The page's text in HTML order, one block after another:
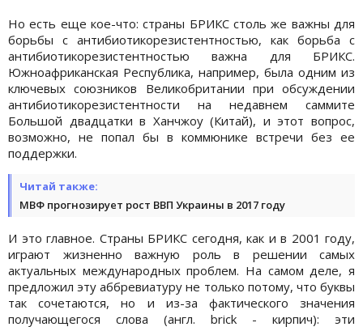
Но есть еще кое-что: страны БРИКС столь же важны для
борьбы с антибиотикорезистентностью, как борьба с
антибиотикорезистентностью важна для БРИКС.
Южноафриканская Республика, например, была одним из
ключевых союзников Великобритании при обсуждении
антибиотикорезистентности на недавнем саммите
Большой двадцатки в Ханчжоу (Китай), и этот вопрос,
возможно, не попал бы в коммюнике встречи без ее
поддержки.
Читай также:
МВФ прогнозирует рост ВВП Украины в 2017 году
И это главное. Страны БРИКС сегодня, как и в 2001 году,
играют жизненно важную роль в решении самых
актуальных международных проблем. На самом деле, я
предложил эту аббревиатуру не только потому, что буквы
так сочетаются, но и из-за фактического значения
получающегося слова (англ. brick - кирпич): эти